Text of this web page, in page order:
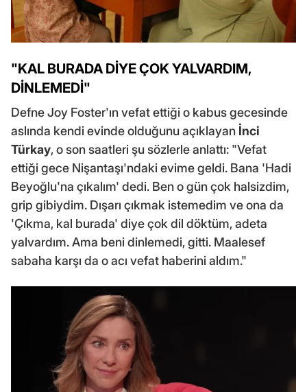
"KAL BURADA DİYE ÇOK YALVARDIM,
DİNLEMEDİ"
Defne Joy Foster'ın vefat ettiği o kabus gecesinde
aslında kendi evinde olduğunu açıklayan İnci
Türkay, o son saatleri şu sözlerle anlattı: "Vefat
ettiği gece Nişantaşı'ndaki evime geldi. Bana 'Hadi
Beyoğlu'na çıkalım' dedi. Ben o gün çok halsizdim,
grip gibiydim. Dışarı çıkmak istemedim ve ona da
'Çıkma, kal burada' diye çok dil döktüm, adeta
yalvardım. Ama beni dinlemedi, gitti. Maalesef
sabaha karşı da o acı vefat haberini aldım."